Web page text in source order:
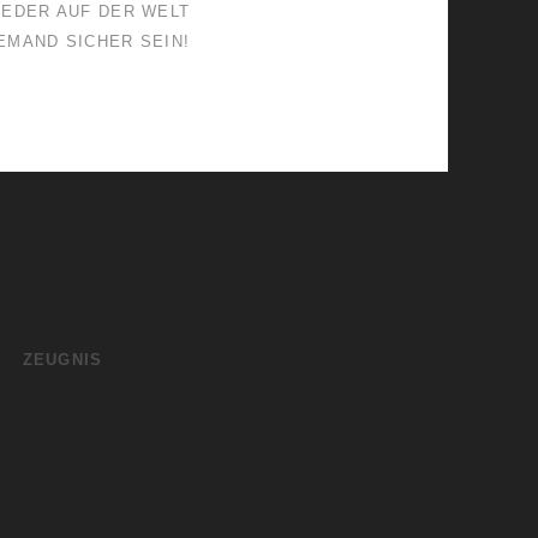
AUF DER WELT
SICHER SEIN!
ZEUGNIS